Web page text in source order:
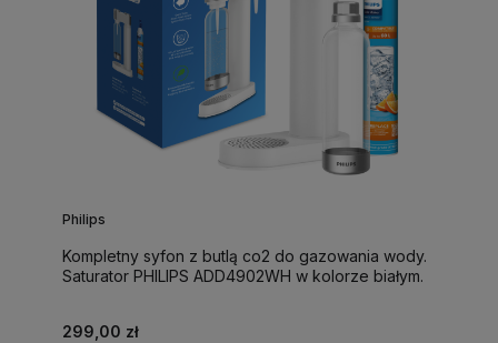
Philips
Kompletny syfon z butlą co2 do gazowania wody.
Saturator PHILIPS ADD4902WH w kolorze białym.
299,00 zł